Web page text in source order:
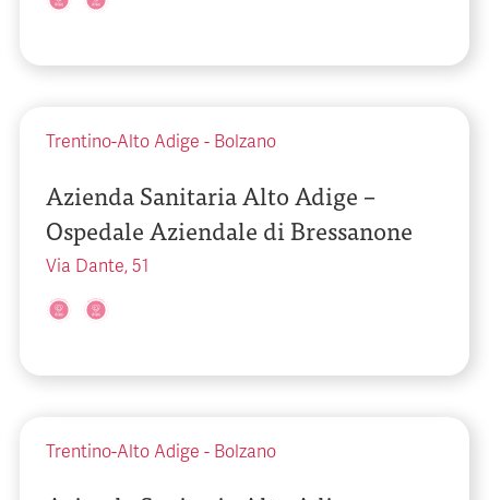
Trentino-Alto Adige - Bolzano
Azienda Sanitaria Alto Adige –
Ospedale Aziendale di Bressanone
Via Dante, 51
Trentino-Alto Adige - Bolzano